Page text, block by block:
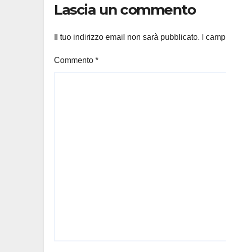
Lascia un commento
Il tuo indirizzo email non sarà pubblicato. I
Commento *